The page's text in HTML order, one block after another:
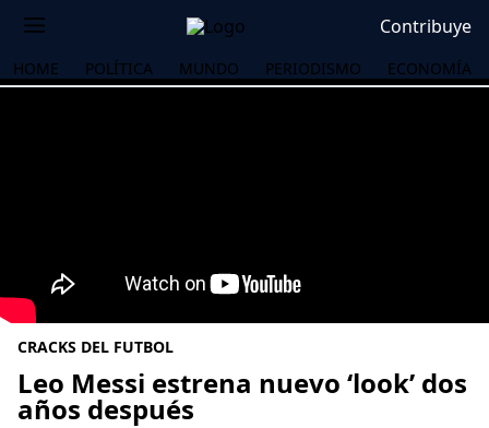
Contribuye
HOME POLÍTICA MUNDO PERIODISMO ECONOMÍA
CRACKS DEL FUTBOL
Leo Messi estrena nuevo ‘look’ dos
años después